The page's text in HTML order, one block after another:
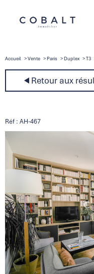
Accueil Vente Paris Duplex T3
Retour aux
Réf : AH-467